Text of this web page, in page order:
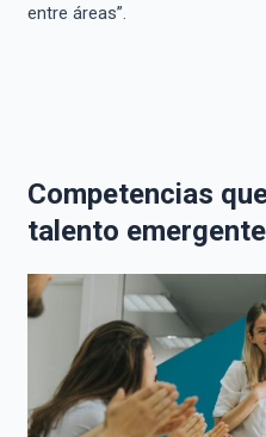
entre áreas”.
Competencias
talento emergente